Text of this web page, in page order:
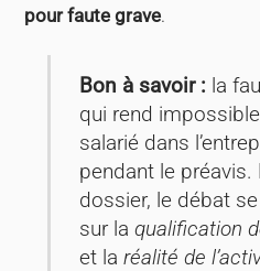
pour faute grave.
Bon à savoir : la
qui rend
salarié dans
pendant le préavis.
dossier, le débat
sur la qualification
et la réalité de